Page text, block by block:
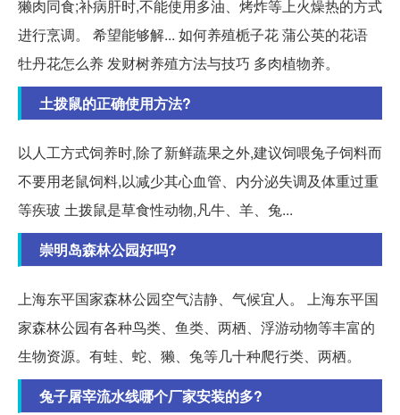
獭肉同食;补病肝时,不能使用多油、烤炸等上火燥热的方式
进行烹调。 希望能够解... 如何养殖栀子花 蒲公英的花语
牡丹花怎么养 发财树养殖方法与技巧 多肉植物养。
土拨鼠的正确使用方法?
以人工方式饲养时,除了新鲜蔬果之外,建议饲喂兔子饲料而
不要用老鼠饲料,以减少其心血管、内分泌失调及体重过重
等疾玻 土拨鼠是草食性动物,凡牛、羊、兔...
崇明岛森林公园好吗?
上海东平国家森林公园空气洁静、气候宜人。 上海东平国
家森林公园有各种鸟类、鱼类、两栖、浮游动物等丰富的
生物资源。有蛙、蛇、獭、兔等几十种爬行类、两栖。
兔子屠宰流水线哪个厂家安装的多?